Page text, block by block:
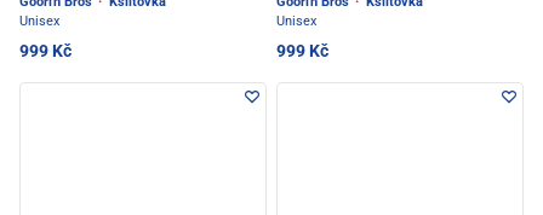
Unisex
999 Kč
Unisex
999 Kč